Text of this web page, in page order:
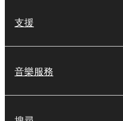
支援
音樂服務